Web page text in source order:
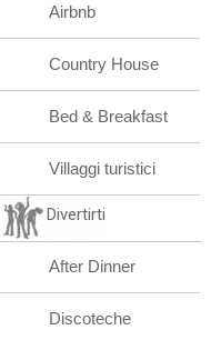
Airbnb
Country House
Bed & Breakfast
Villaggi turistici
Divertirti
After Dinner
Discoteche